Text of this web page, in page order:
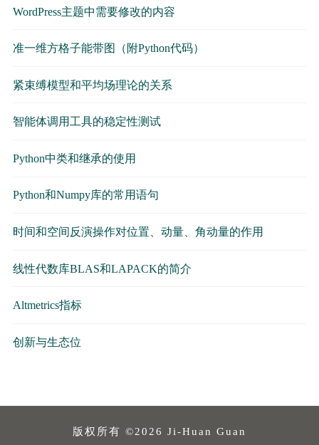
WordPress主题中需要修改的内容
准一维方格子能带图（附Python代码）
紧束缚模型和平均场理论的关系
智能体调用工具的稳定性测试
Python中类和继承的使用
Python和Numpy库的常用语句
时间和空间反演操作对位置、动量、角动量的作用
线性代数库BLAS和LAPACK的简介
Altmetrics指标
创新与生态位
版权所有 ©2026 Ji-Huan Guan